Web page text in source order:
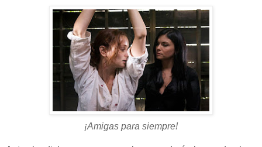
¡Amigas para siempre!